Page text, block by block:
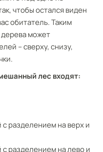
чтобы остался виден
обитатель. Таким
может
– сверху, снизу,
лес входят:
разделением на верх и
разделением на лево и